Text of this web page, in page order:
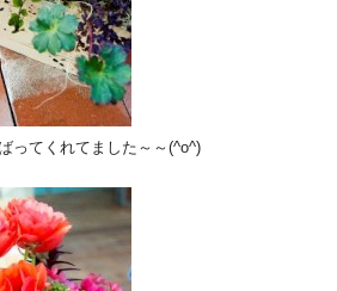
ってくれてました～～(^o^)